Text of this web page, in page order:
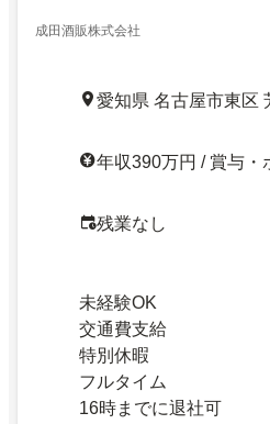
成田酒販株式会社
愛知県 名古屋市東区
年収390万円 / 賞与・
残業なし
未経験OK
交通費支給
特別休暇
フルタイム
16時までに退社可